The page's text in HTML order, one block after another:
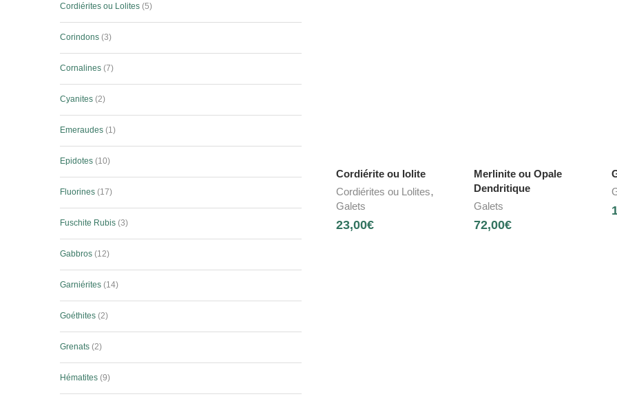
Cordiérite ou Iolite
Cordiérites ou Lolites,
Galets
23,00€
Merlinite ou Opale
Dendritique
Galets
72,00€
Cordiérites ou Lolites 5
Corindons 3
Cornalines 7
Cyanites 2
Emeraudes 1
Epidotes 10
Fluorines 17
Fuschite Rubis 3
Gabbros 12
Garniérites 14
Goéthites 2
Grenats 2
Hématites 9